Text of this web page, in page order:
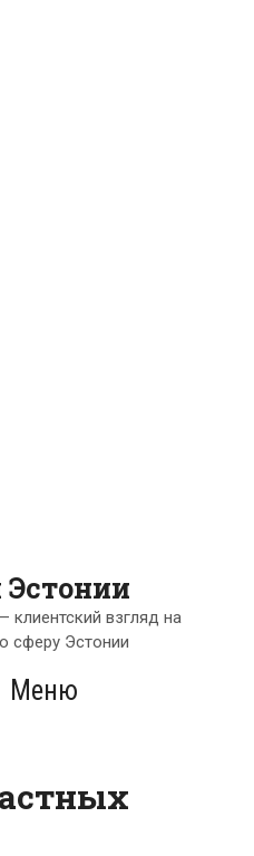
клиентский взгляд на
сферу Эстонии
Меню